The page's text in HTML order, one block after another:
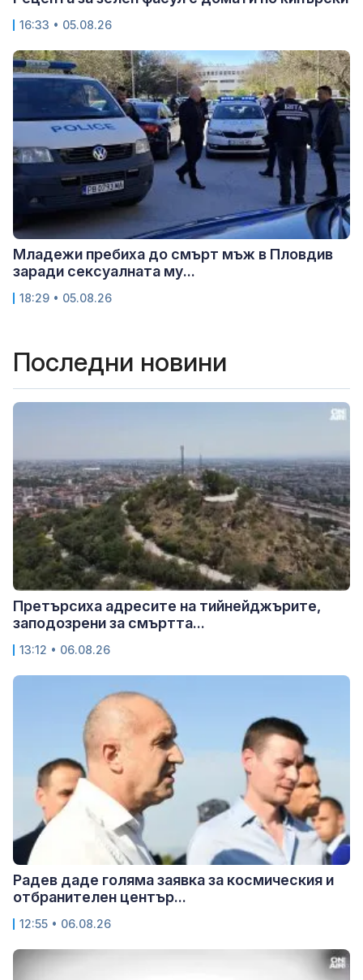
16:33 • 05.08.26
Младежи пребиха до смърт мъж в Пловдив
заради сексуалната му...
18:29 • 05.08.26
Последни новини
Претърсиха адресите на тийнейджърите,
заподозрени за смъртта...
13:12 • 06.08.26
Радев даде голяма заявка за космическия и
отбранителен център...
12:55 • 06.08.26